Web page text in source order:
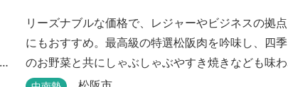
リーズナブルな価格で、レジャーやビジネスの拠点
にもおすすめ。最高級の特選松阪肉を吟味し、四季
のお野菜と共にしゃぶしゃぶやすき焼きなども味わ
えます。